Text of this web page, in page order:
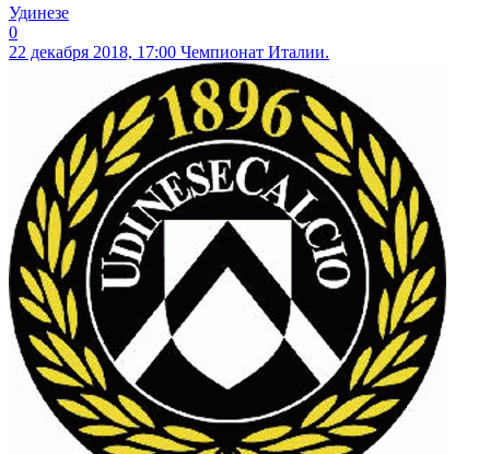
Удинезе
0
22 декабря 2018, 17:00 Чемпионат Италии.